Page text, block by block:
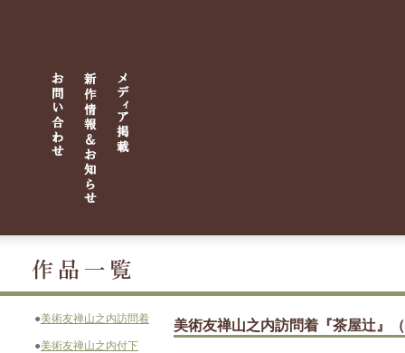
●美術友禅山之内訪問着
●美術友禅山之内付下
美術友禅山之内訪問着『茶屋辻』